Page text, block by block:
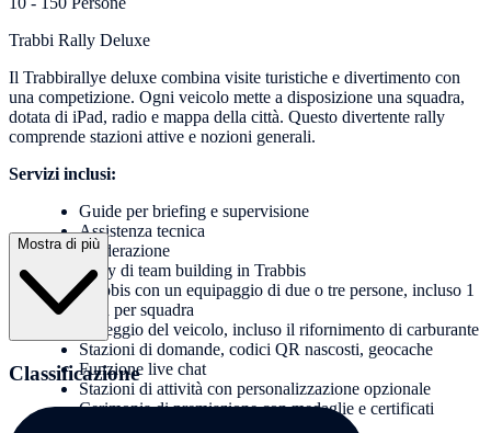
Trabbi Rally Deluxe
Il Trabbirallye deluxe combina visite turistiche e divertimento con
una competizione. Ogni veicolo mette a disposizione una squadra,
dotata di iPad, radio e mappa della città. Questo divertente rally
comprende stazioni attive e nozioni generali.
Servizi inclusi:
Guide per briefing e supervisione
Assistenza tecnica
Moderazione
Rally di team building in Trabbis
Trabbis con un equipaggio di due o tre persone, incluso 1
iPad per squadra
Noleggio del veicolo, incluso il rifornimento di carburante
Stazioni di domande, codici QR nascosti, geocache
Funzione live chat
Stazioni di attività con personalizzazione opzionale
Cerimonia di premiazione con medaglie e certificati
Mostra di più
Classificazione